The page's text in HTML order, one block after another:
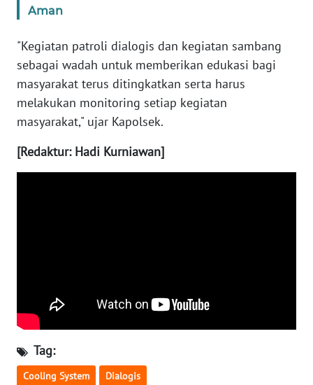
Aman
"Kegiatan patroli dialogis dan kegiatan sambang
sebagai wadah untuk memberikan edukasi bagi
masyarakat terus ditingkatkan serta harus
melakukan monitoring setiap kegiatan
masyarakat," ujar Kapolsek.
[Redaktur: Hadi Kurniawan]
Tag:
Cooling System Dialogis
LAMPUNG
WN
JATENG
WN
NUSANTARA
WN
WN
KALBAR
WN
KALTENG